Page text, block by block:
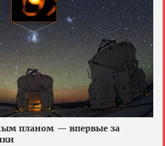
планом — впервые за